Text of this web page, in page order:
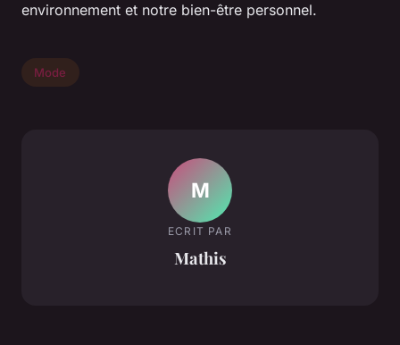
environnement et notre bien-être personnel.
Mode
M
ECRIT PAR
Mathis